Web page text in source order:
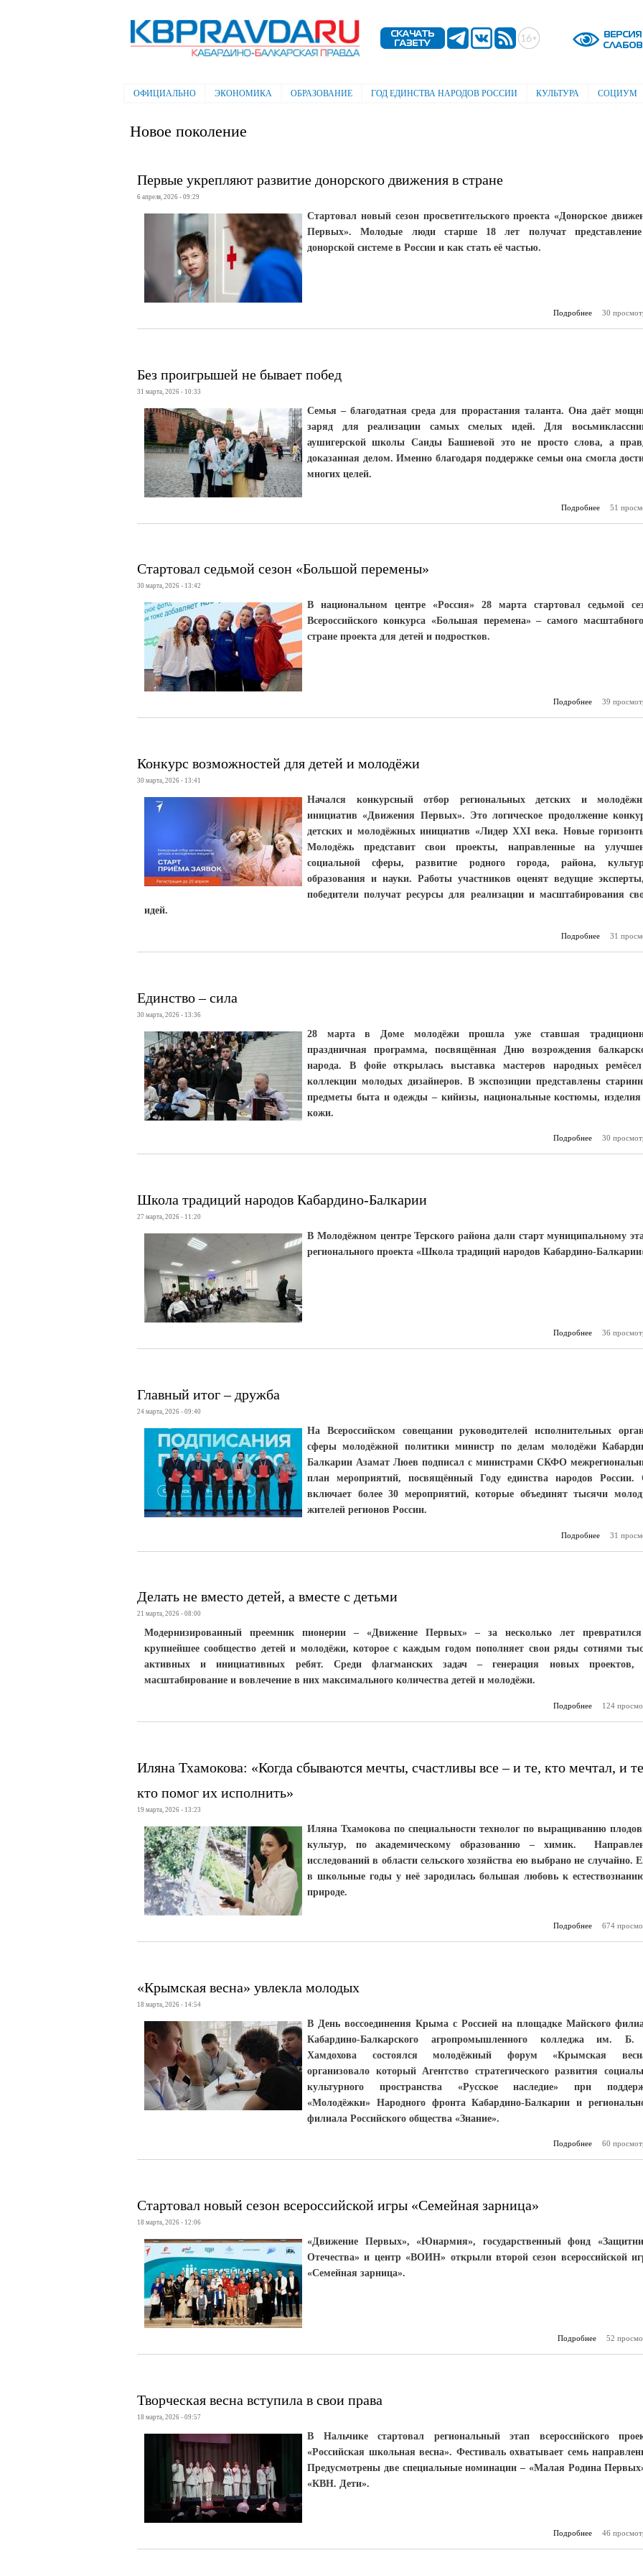
содержанию
Электронная газета "Кабардино-
Балкарская правда"
Главное меню
ОФИЦИАЛЬНО ЭКОНОМИКА ОБРАЗОВАНИЕ ГОД ЕДИНСТВА НАРОДОВ РОССИИ КУЛЬТУРА СОЦИУМ
Новое поколение
Первые укрепляют развитие донорского движения в стране
6 апреля, 2026 - 09:29
Стартовал новый сезон просветительского проекта «Донорское
Первых». Молодые люди старше 18 лет получат
донорской системе в России и как стать её частью.
Подробнее
о Первые
30
Без проигрышей не бывает побед
31 марта, 2026 - 10:33
Семья – благодатная среда для прорастания таланта. Она даёт
заряд для реализации самых смелых идей. Для
аушигерской школы Саиды Башиевой это не просто слова, а
доказанная делом. Именно благодаря поддержке семьи она смогла
многих целей.
Подробнее
о Без
51
Стартовал седьмой сезон «Большой перемены»
30 марта, 2026 - 13:42
В национальном центре «Россия» 28 марта стартовал седьмой
Всероссийского конкурса «Большая перемена» – самого
стране проекта для детей и подростков.
Подробнее
о Стартовал
39
Конкурс возможностей для детей и молодёжи
30 марта, 2026 - 13:41
Начался конкурсный отбор региональных детских и
инициатив «Движения Первых». Это логическое продолжение
детских и молодёжных инициатив «Лидер XXI века. Новые
Молодёжь представит свои проекты, направленные на
социальной сферы, развитие родного города, района,
образования и науки. Работы участников оценят ведущие
победители получат ресурсы для реализации и масштабирования
идей.
Подробнее
о
31
Единство – сила
30 марта, 2026 - 13:36
28 марта в Доме молодёжи прошла уже ставшая
праздничная программа, посвящённая Дню возрождения
народа. В фойе открылась выставка мастеров народных
коллекции молодых дизайнеров. В экспозиции представлены
предметы быта и одежды – кийизы, национальные костюмы, изделия
кожи.
Подробнее о Единство –
30
Школа традиций народов Кабардино-Балкарии
27 марта, 2026 - 11:20
В Молодёжном центре Терского района дали старт муниципальному
регионального проекта «Школа традиций народов Кабардино-
Подробнее
о Школа
36
Главный итог – дружба
24 марта, 2026 - 09:40
На Всероссийском совещании руководителей исполнительных
сферы молодёжной политики министр по делам молодёжи
Балкарии Азамат Люев подписал с министрами СКФО
план мероприятий, посвящённый Году единства народов России.
включает более 30 мероприятий, которые объединят тысячи
жителей регионов России.
Подробнее
о
31
Делать не вместо детей, а вместе с детьми
21 марта, 2026 - 08:00
Модернизированный преемник пионерии – «Движение Первых» – за несколько лет
крупнейшее сообщество детей и молодёжи, которое с каждым годом пополняет свои ряды сотнями
активных и инициативных ребят. Среди флагманских задач – генерация новых проектов,
масштабирование и вовлечение в них максимального количества детей и молодёжи.
Подробнее
о Делать
124
Иляна Тхамокова: «Когда сбываются мечты, счастливы все – и те, кто мечтал, и
кто помог их исполнить»
19 марта, 2026 - 13:23
Иляна Тхамокова по специальности технолог по выращиванию
культур, по академическому образованию – химик.
исследований в области сельского хозяйства ею выбрано не случайно.
в школьные годы у неё зародилась большая любовь к
природе.
Подробнее
о Иляна
674
«Крымская весна» увлекла молодых
18 марта, 2026 - 14:54
В День воссоединения Крыма с Россией на площадке Майского
Кабардино-Балкарского агропромышленного колледжа им.
Хамдохова состоялся молодёжный форум «Крымская
организовало который Агентство стратегического развития
культурного пространства «Русское наследие» при
«Молодёжки» Народного фронта Кабардино-Балкарии и
филиала Российского общества «Знание».
Подробнее
о
60
Стартовал новый сезон всероссийской игры «Семейная зарница»
18 марта, 2026 - 12:06
«Движение Первых», «Юнармия», государственный фонд
Отечества» и центр «ВОИН» открыли второй сезон всероссийской
«Семейная зарница».
Подробнее
о
52
Творческая весна вступила в свои права
18 марта, 2026 - 09:57
В Нальчике стартовал региональный этап всероссийского
«Российская школьная весна». Фестиваль охватывает семь
Предусмотрены две специальные номинации – «Малая Родина
«КВН. Дети».
Подробнее
о
46